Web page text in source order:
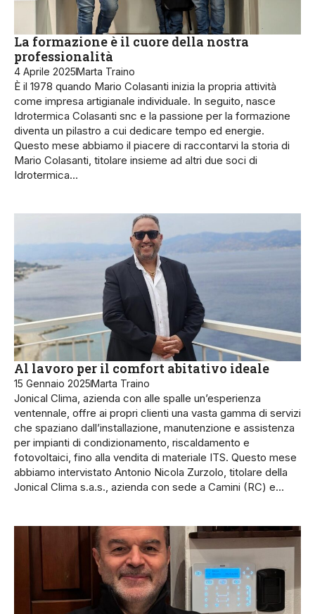
La formazione è il cuore della nostra
professionalità
4 Aprile 2025Marta Traino
È il 1978 quando Mario Colasanti inizia la propria attività
come impresa artigianale individuale. In seguito, nasce
Idrotermica Colasanti snc e la passione per la formazione
diventa un pilastro a cui dedicare tempo ed energie.
Questo mese abbiamo il piacere di raccontar­vi la storia di
Mario Co­lasanti, titolare insieme ad al­tri due soci di
Idrotermica…
Al lavoro per il comfort abitativo ideale
15 Gennaio 2025Marta Traino
Jonical Clima, azienda con alle spalle un’esperienza
ventennale, offre ai propri clienti una vasta gamma di servizi
che spaziano dall’installazione, manutenzione e assistenza
per impianti di condizionamento, riscaldamento e
fotovoltaici, fino alla vendita di materiale ITS. Questo mese
abbiamo in­tervistato Antonio Nico­la Zurzolo, titolare del­la
Jonical Clima s.a.s., azienda con sede a Camini (RC) e…